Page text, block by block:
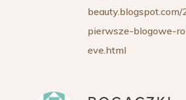
pierwsze-blogowe-
eve.html